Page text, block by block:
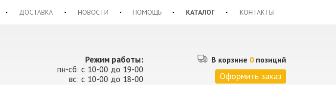
ДОСТАВКА НОВОСТИ ПОМОЩЬ КАТАЛОГ КОНТАКТЫ
Режим работы:
пн-сб: с 10-00 до 19-00
вс: с 10-00 до 18-00
В корзине 0 позиций
Оформить заказ